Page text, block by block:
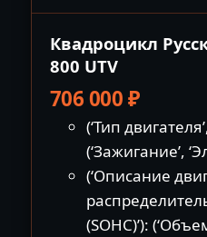
Квадроцикл
800 UTV
706 000₽
(‘Тип
(‘Зажигание’,
(‘Описание
(SOHC)’):